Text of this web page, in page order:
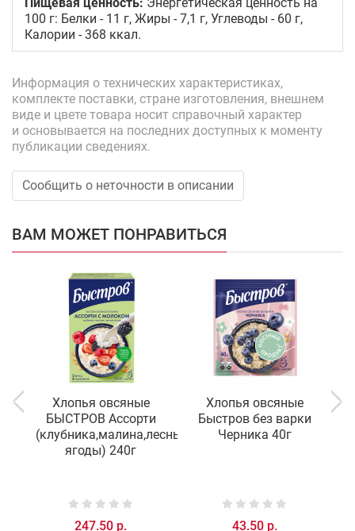
100 г: Белки - 11 г, Жиры - 7,1 г, Углеводы - 60 г,
Калории - 368 ккал.
Информация о технических характеристиках,
комплекте поставки, стране изготовления, внешнем
виде и цвете товара носит справочный характер
и основывается на последних доступных к моменту
публикации сведениях.
Сообщить о неточности в описании
ВАМ МОЖЕТ ПОНРАВИТЬСЯ
Хлопья овсяные
БЫСТРОВ Ассорти
(клубника,малина,лесные
ягоды) 240г
247.50 р.
Хлопья овсяные
Быстров без варки
Черника 40г
43.50 р.